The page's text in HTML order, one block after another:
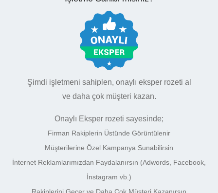
Şimdi işletmeni sahiplen, onaylı eksper rozeti al
ve daha çok müşteri kazan.
Onaylı Eksper rozeti sayesinde;
Firman Rakiplerin Üstünde Görüntülenir
Müşterilerine Özel Kampanya Sunabilirsin
İnternet Reklamlarımızdan Faydalanırsın (Adwords, Facebook,
İnstagram vb.)